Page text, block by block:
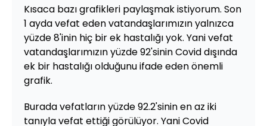
Kısaca bazı grafikleri paylaşmak istiyorum. Son
1 ayda vefat eden vatandaşlarımızın yalnızca
yüzde 8'inin hiç bir ek hastalığı yok. Yani vefat
vatandaşlarımızın yüzde 92'sinin Covid dışında
ek bir hastalığı olduğunu ifade eden önemli
grafik.
Burada vefatların yüzde 92.2'sinin en az iki
tanıyla vefat ettiği görülüyor. Yani Covid